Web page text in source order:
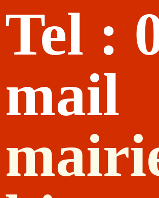
Tel :
mail